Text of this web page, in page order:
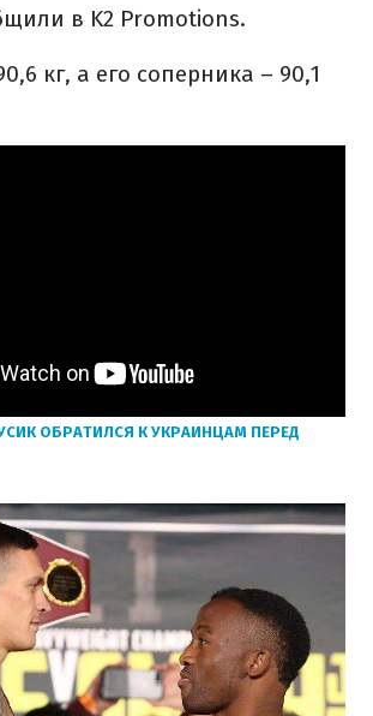
в K2 Promotions.
кг, а его соперника – 90,1
ОБРАТИЛСЯ К УКРАИНЦАМ ПЕРЕД